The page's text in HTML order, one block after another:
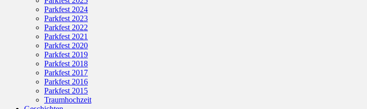
Parkfest 2024
Parkfest 2023
Parkfest 2022
Parkfest 2021
Parkfest 2020
Parkfest 2019
Parkfest 2018
Parkfest 2017
Parkfest 2016
Parkfest 2015
Traumhochzeit